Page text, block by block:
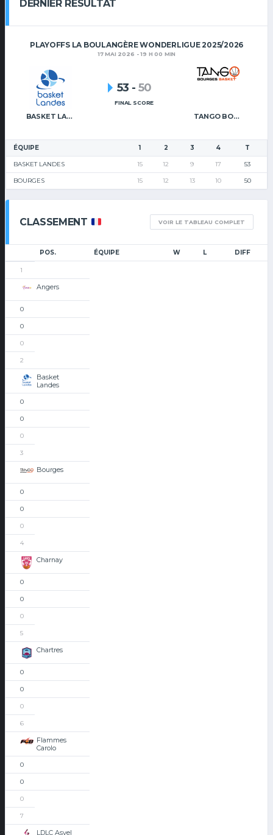
DERNIER RÉSULTAT
PLAYOFFS LA BOULANGÈRE WONDERLIGUE 2025/2026
17 MAI 2026 - 19 H 00 MIN
BASKET LANDES TANGO BOURGES BASKET
53 - 50
FINAL SCORE
ÉQUIPE 1 2 3 4 T
BASKET LANDES 15 12 9 17 53
BOURGES 15 12 13 10 50
CLASSEMENT VOIR LE TABLEAU COMPLET
POS. ÉQUIPE W L DIFF
1
Angers
0
0
0
2
Basket
Landes
0
0
0
3
Bourges
0
0
0
4
Charnay
0
0
0
5
Chartres
0
0
0
6
Flammes
Carolo
0
0
0
7
LDLC Asvel